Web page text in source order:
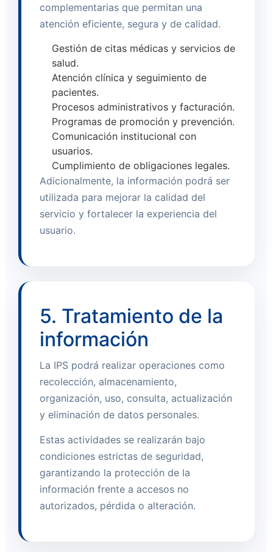
complementarias que permitan una
atención eficiente, segura y de calidad.
Gestión de citas médicas y servicios de
salud.
Atención clínica y seguimiento de
pacientes.
Procesos administrativos y facturación.
Programas de promoción y prevención.
Comunicación institucional con
usuarios.
Cumplimiento de obligaciones legales.
Adicionalmente, la información podrá ser
utilizada para mejorar la calidad del
servicio y fortalecer la experiencia del
usuario.
5. Tratamiento de la
información
La IPS podrá realizar operaciones como
recolección, almacenamiento,
organización, uso, consulta, actualización
y eliminación de datos personales.
Estas actividades se realizarán bajo
condiciones estrictas de seguridad,
garantizando la protección de la
información frente a accesos no
autorizados, pérdida o alteración.